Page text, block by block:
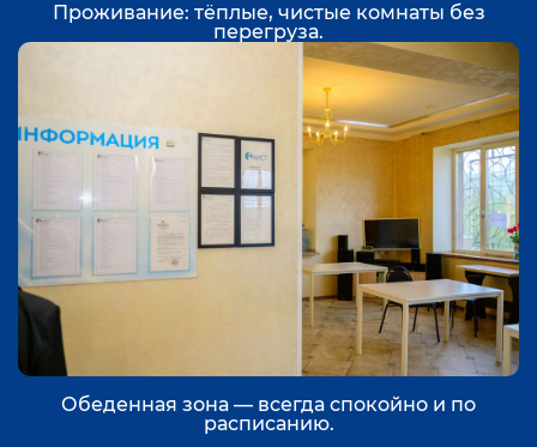
Проживание: тёплые, чистые комнаты без
перегруза.
Обеденная зона — всегда спокойно и по
расписанию.